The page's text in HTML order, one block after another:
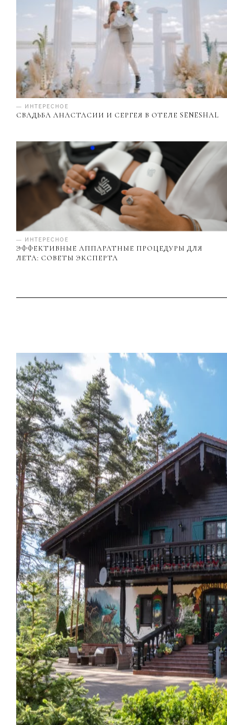
— ИНТЕРЕСНОЕ
СВАДЬБА АНАСТАСИИ И СЕРГЕЯ В ОТЕЛЕ SENESHAL
— ИНТЕРЕСНОЕ
ЭФФЕКТИВНЫЕ АППАРАТНЫЕ ПРОЦЕДУРЫ ДЛЯ
ЛЕТА: СОВЕТЫ ЭКСПЕРТА